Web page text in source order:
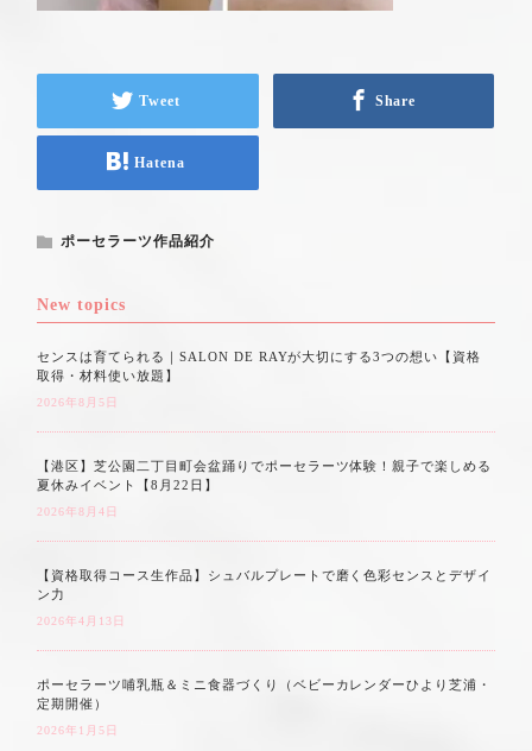
Tweet Share
Hatena
ポーセラーツ作品紹介
New topics
センスは育てられる｜SALON DE RAYが大切にする3つの想い【資格
取得・材料使い放題】
2026年8月5日
【港区】芝公園二丁目町会盆踊りでポーセラーツ体験！親子で楽しめる
夏休みイベント【8月22日】
2026年8月4日
【資格取得コース生作品】シュバルプレートで磨く色彩センスとデザイ
ン力
2026年4月13日
ポーセラーツ哺乳瓶＆ミニ食器づくり（ベビーカレンダーひより芝浦・
定期開催）
2026年1月5日